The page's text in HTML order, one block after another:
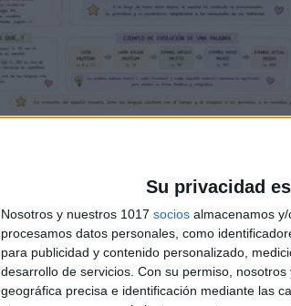
Su privacidad
Nosotros y nuestros 1017 socios almacenamos
procesamos datos personales, como
para publicidad y contenido personalizado,
desarrollo de servicios. Con su permiso,
geográfica precisa e identificación mediante las